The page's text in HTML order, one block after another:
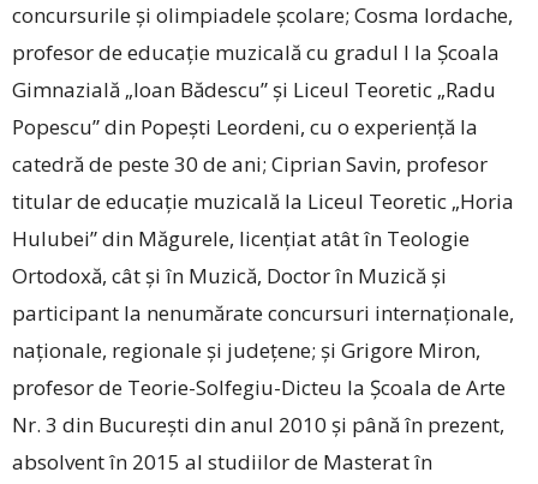
concursurile și olimpiadele școlare; Cosma Iordache,
profesor de educație muzicală cu gradul I la Școala
Gimnazială „Ioan Bădescu” și Liceul Teoretic „Radu
Popescu” din Popești Leordeni, cu o experiență la
catedră de peste 30 de ani; Ciprian Savin, profesor
titular de educație muzicală la Liceul Teoretic „Horia
Hulubei” din Măgurele, licențiat atât în Teologie
Ortodoxă, cât și în Muzică, Doctor în Muzică și
participant la nenumărate concursuri inter­naționale,
naționale, regionale și județene; și Grigore Miron,
profesor de Teorie-Solfegiu-Dicteu la Școala de Arte
Nr. 3 din București din anul 2010 și până în prezent,
absolvent în 2015 al studiilor de Masterat în